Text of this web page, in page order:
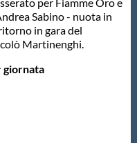
Sabino - nuota in
in gara del
Martinenghi.
giornata